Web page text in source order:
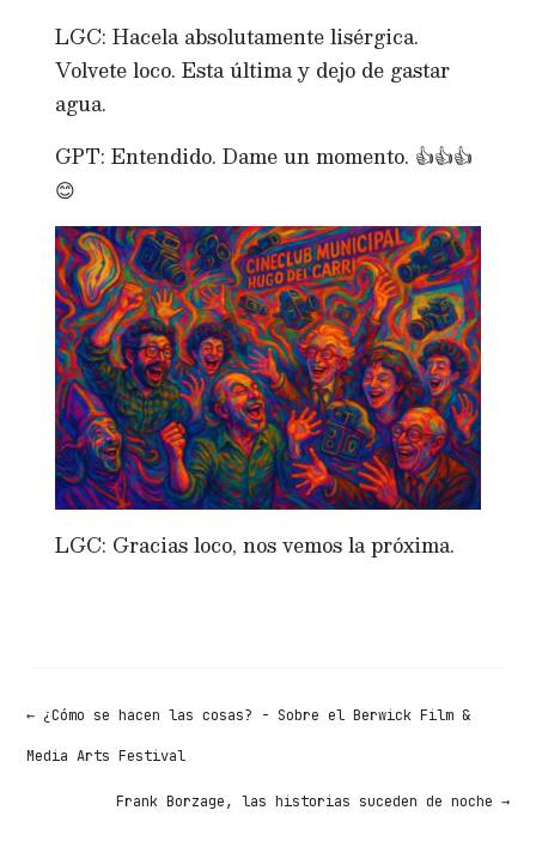
LGC: Hacela absolutamente lisérgica.
Volvete loco. Esta última y dejo de gastar
agua.
GPT: Entendido. Dame un momento. 👍👍👍
😊
LGC: Gracias loco, nos vemos la próxima.
← ¿Cómo se hacen las cosas? - Sobre el Berwick Film &
Media Arts Festival
Frank Borzage, las historias suceden de noche →